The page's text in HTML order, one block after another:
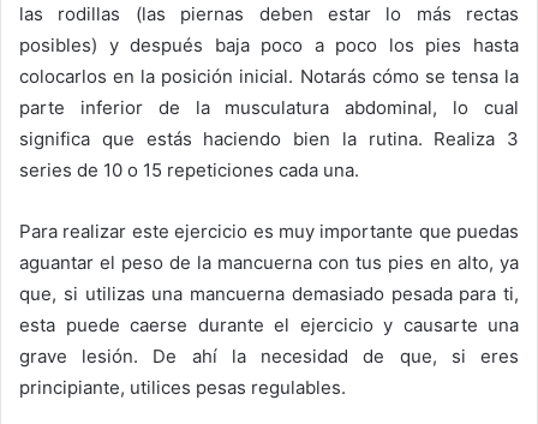
las rodillas (las piernas deben estar lo más rectas
posibles) y después baja poco a poco los pies hasta
colocarlos en la posición inicial. Notarás cómo se tensa la
parte inferior de la musculatura abdominal, lo cual
significa que estás haciendo bien la rutina. Realiza 3
series de 10 o 15 repeticiones cada una.
Para realizar este ejercicio es muy importante que puedas
aguantar el peso de la mancuerna con tus pies en alto, ya
que, si utilizas una mancuerna demasiado pesada para ti,
esta puede caerse durante el ejercicio y causarte una
grave lesión. De ahí la necesidad de que, si eres
principiante, utilices pesas regulables.